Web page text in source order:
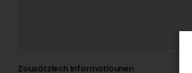
Zousätzlech Informatiounen